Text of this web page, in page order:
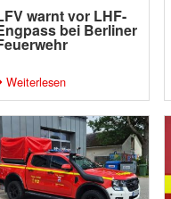
warnt vor LHF-
bei Berliner
Weiterlesen